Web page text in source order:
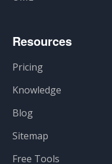
Resources
Pricing
Knowledge
Blog
Sitemap
Free Tools